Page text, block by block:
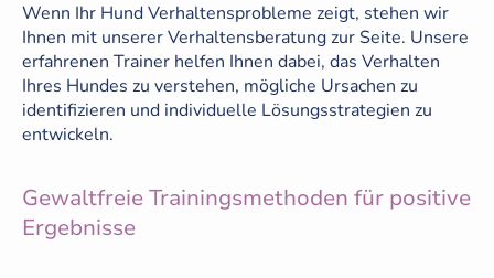
Wenn Ihr Hund Verhaltensprobleme zeigt, stehen wir
Ihnen mit unserer Verhaltensberatung zur Seite. Unsere
erfahrenen Trainer helfen Ihnen dabei, das Verhalten
Ihres Hundes zu verstehen, mögliche Ursachen zu
identifizieren und individuelle Lösungsstrategien zu
entwickeln.
Gewaltfreie Trainingsmethoden für positive
Ergebnisse